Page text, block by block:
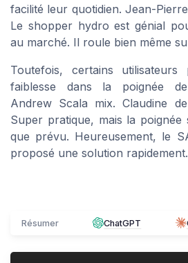
facilité leur quotidien. Jean-
Le shopper hydro est génial
au marché. Il roule bien même
Toutefois, certains
faiblesse dans la poignée
Andrew Scala mix. Claudine
Super pratique, mais la poignée
que prévu. Heureusement, le
proposé une solution
Résumer ChatGPT